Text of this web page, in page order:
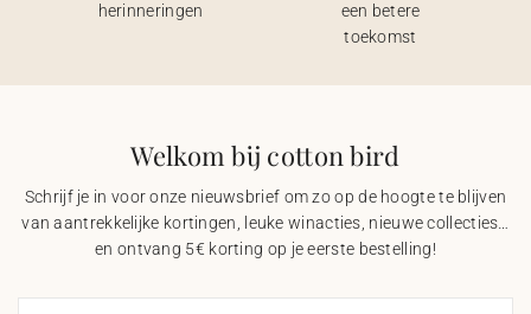
herinneringen
een betere
toekomst
Welkom bij cotton bird
Schrijf je in voor onze nieuwsbrief om zo op de hoogte te blijven
van aantrekkelijke kortingen, leuke winacties, nieuwe collecties…
en ontvang 5€ korting op je eerste bestelling!